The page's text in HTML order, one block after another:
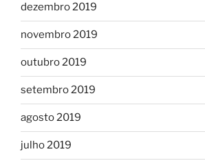
dezembro 2019
novembro 2019
outubro 2019
setembro 2019
agosto 2019
julho 2019